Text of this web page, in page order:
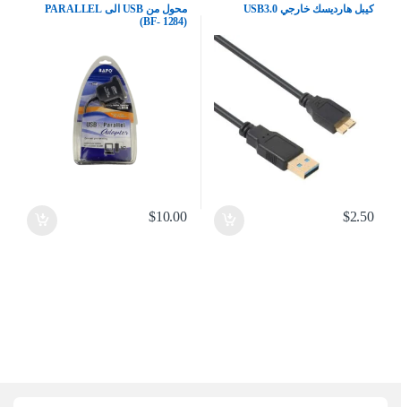
كيبل هارديسك خارجي USB3.0
$2.50
محول من USB الى PARALLEL
(BF- 1284)
$10.00